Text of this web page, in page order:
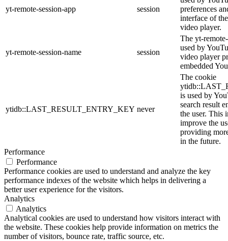
yt-remote-session-app session
preferences
interface of
video player.
yt-remote-session-name session
The yt-
used by
video player
embedded
ytidb::LAST_RESULT_ENTRY_KEY never
The cookie
is used by
search result
the user. This
improve the
providing
in the future.
Performance
Performance
Performance cookies are used to understand and analyze the key
performance indexes of the website which helps in delivering a
better user experience for the visitors.
Analytics
Analytics
Analytical cookies are used to understand how visitors interact with
the website. These cookies help provide information on metrics the
number of visitors, bounce rate, traffic source, etc.